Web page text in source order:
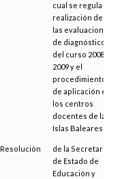
cual se regula la
realización de
las evaluaciones
de diagnóstico
del curso 2008-
2009 y el
procedimiento
de aplicación en
los centros
docentes de las
Islas Baleares
Resolución
de la Secretaría
de Estado de
Educación y